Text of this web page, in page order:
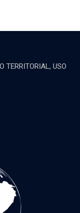
TERRITORIAL, USO